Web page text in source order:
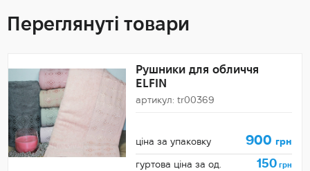
Переглянуті товари
Рушники для обличчя
ELFIN
артикул: tr00369
ціна за упаковку 900 грн
гуртова ціна за од. 150 грн